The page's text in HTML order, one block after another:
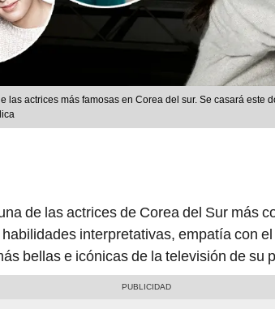
las actrices más famosas en Corea del sur. Se casará este
de las actrices de Corea del Sur más
interpretativas, empatía con
bellas e icónicas de la televisión de su